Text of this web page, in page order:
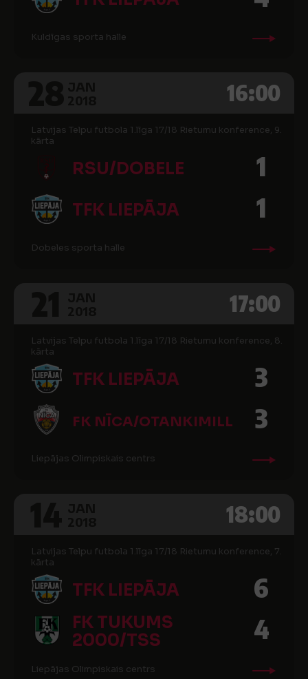
Kuldīgas sporta halle
16:00
Latvijas Telpu futbola 1.līga 17/18 Rietumu konference, 9.
kārta
RSU/DOBELE 1
TFK LIEPĀJA 1
Dobeles sporta halle
17:00
Latvijas Telpu futbola 1.līga 17/18 Rietumu konference, 8.
kārta
TFK LIEPĀJA 3
FK NĪCA/OTANKIMILL 3
Liepājas Olimpiskais centrs
18:00
Latvijas Telpu futbola 1.līga 17/18 Rietumu konference, 7.
kārta
TFK LIEPĀJA 6
FK TUKUMS
2000/TSS
4
Liepājas Olimpiskais centrs